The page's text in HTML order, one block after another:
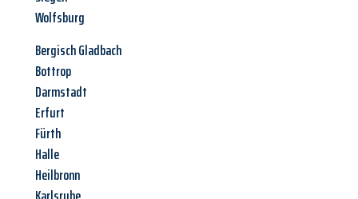
Wolfsburg
Bergisch Gladbach
Bottrop
Darmstadt
Erfurt
Fürth
Halle
Heilbronn